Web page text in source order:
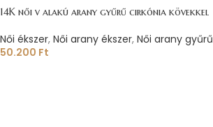
14K női v alakú arany gyűrű cirkónia kövekkel
Női ékszer, Női arany ékszer, Női arany gyűrű
50.200 Ft